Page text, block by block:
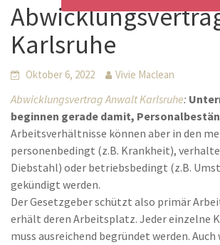
Karlsruhe
Oktober 6, 2022 Vivie Maclean
Abwicklungsvertrag Anwalt Karlsruhe:
beginnen gerade damit,
Arbeitsverhältnisse können aber in den
personenbedingt (z.B. Krankheit),
Diebstahl) oder betriebsbedingt (z.B.
gekündigt werden.
Der Gesetzgeber schützt also primär
erhält deren Arbeitsplatz. Jeder einzelne
muss ausreichend begründet werden. Auch